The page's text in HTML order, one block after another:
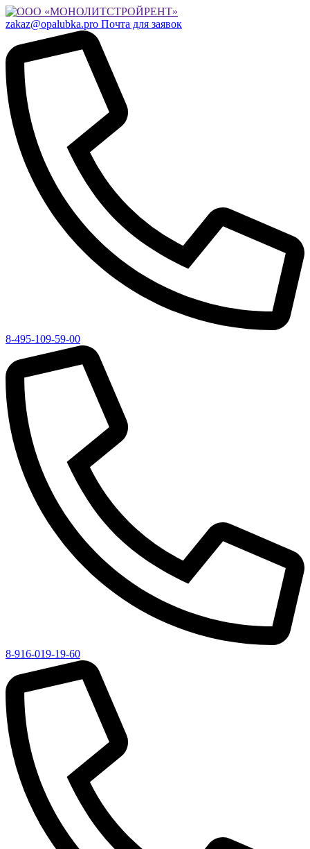
zakaz@opalubka.pro Почта для заявок
8-495-109-59-00
8-916-019-19-60